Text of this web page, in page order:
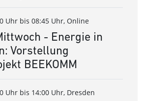
Uhr bis 08:45 Uhr, Online
- Energie in
Vorstellung
BEEKOMM
Uhr bis 14:00 Uhr, Dresden